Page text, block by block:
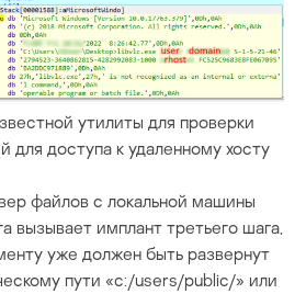
утилиты для проверки
для доступа к удаленному хосту
файлов с локальной машины
вызывает имплант третьего шага,
уже должен быть развернут
пути «c:/users/public/» или